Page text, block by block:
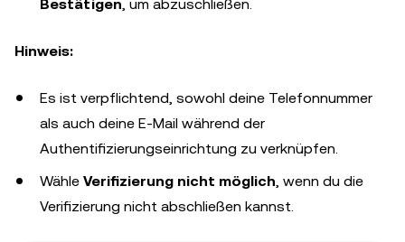
Bestätigen, um abzuschließen.
Hinweis:
Es ist verpflichtend, sowohl deine Telefonnummer
als auch deine E-Mail während der
Authentifizierungseinrichtung zu verknüpfen.
Wähle Verifizierung nicht möglich, wenn du die
Verifizierung nicht abschließen kannst.